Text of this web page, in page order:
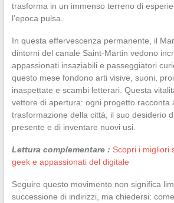
trasforma in un immenso terreno di
l’epoca pulsa.
In questa effervescenza permanente, il
dintorni del canale Saint-Martin vedono
appassionati insaziabili e passeggiatori
questo mese fondono arti visive, suoni,
inaspettate e scambi letterari. Questa
vettore di apertura: ogni progetto racconta
trasformazione della città, il suo desiderio
presente e di inventare nuovi usi.
Lettura complementare : Scopri i migliori
geek e appassionati del digitale
Seguire questo movimento non significa
successione di indirizzi, ma chiedersi: